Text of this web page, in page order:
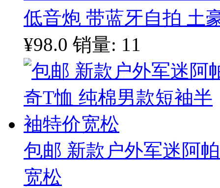
低音炮 带蓝牙自拍 土
¥98.0 销量: 11
包邮 新款户外军迷阿
宽松